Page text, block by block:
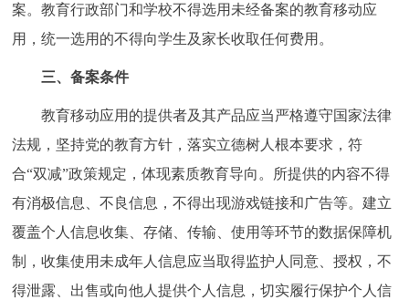
案。教育行政部门和学校不得选用未经备案的教育移动应
用，统一选用的不得向学生及家长收取任何费用。
三、备案条件
教育移动应用的提供者及其产品应当严格遵守国家法律
法规，坚持党的教育方针，落实立德树人根本要求，符
合“双减”政策规定，体现素质教育导向。所提供的内容不得
有消极信息、不良信息，不得出现游戏链接和广告等。建立
覆盖个人信息收集、存储、传输、使用等环节的数据保障机
制，收集使用未成年人信息应当取得监护人同意、授权，不
得泄露、出售或向他人提供个人信息，切实履行保护个人信